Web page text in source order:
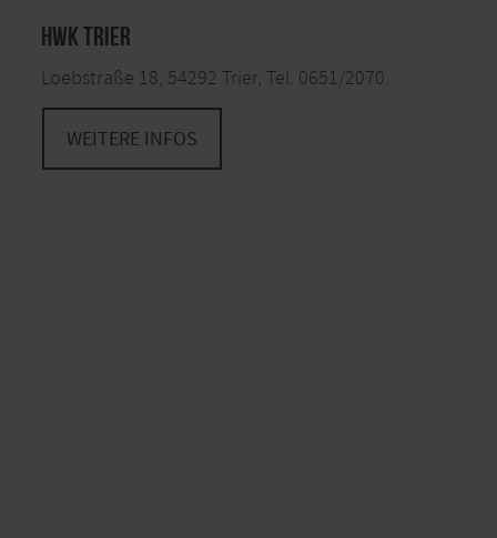
HWK Trier
Loebstraße 18, 54292 Trier, Tel. 0651/2070.
WEITERE INFOS